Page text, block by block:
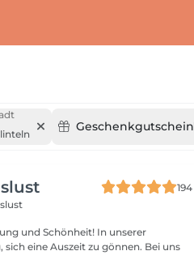
Geschenkgutschein
194
Schönheit! In unserer
eine Auszeit zu gönnen. Bei uns